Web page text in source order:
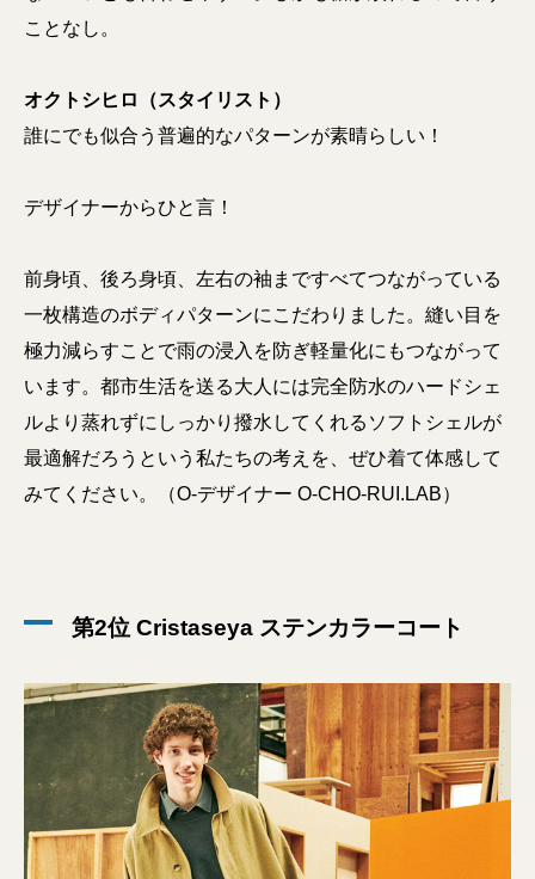
ことなし。
オクトシヒロ（スタイリスト）
誰にでも似合う普遍的なパターンが素晴らしい！
デザイナーからひと言！
前身頃、後ろ身頃、左右の袖まですべてつながっている
一枚構造のボディパターンにこだわりました。縫い目を
極力減らすことで雨の浸入を防ぎ軽量化にもつながって
います。都市生活を送る大人には完全防水のハードシェ
ルより蒸れずにしっかり撥水してくれるソフトシェルが
最適解だろうという私たちの考えを、ぜひ着て体感して
みてください。（O-デザイナー O-CHO-RUI.LAB）
第2位 Cristaseya ステンカラーコート